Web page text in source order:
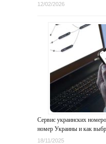
12/02/2026
Сервис украинских
номер Украины и как
18/11/2025